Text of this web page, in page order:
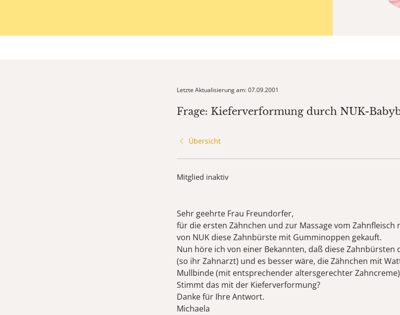
Letzte Aktualisierung am: 07.09.2001
Frage: Kieferverformung durch NUK-
Übersicht
Mitglied inaktiv
Sehr geehrte Frau Freundorfer,
für die ersten Zähnchen und zur Massage vom Zahnfleisch
von NUK diese Zahnbürste mit Gumminoppen gekauft.
Nun höre ich von einer Bekannten, daß diese Zahnbürsten
(so ihr Zahnarzt) und es besser wäre, die Zähnchen mit
Mullbinde (mit entsprechender altersgerechter
Stimmt das mit der Kieferverformung?
Danke für Ihre Antwort.
Michaela